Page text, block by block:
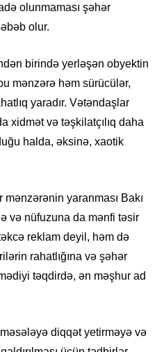
olunmaması şəhər
olur.
birində yerləşən obyektin
mənzərə həm sürücülər,
yaradır. Vətəndaşlar
xidmət və təşkilatçılıq daha
halda, əksinə, xaotik
yaranması Bakı
və nüfuzuna da mənfi təsir
reklam deyil, həm də
rahatlığına və şəhər
təqdirdə, ən məşhur ad
diqqət yetirməyə və